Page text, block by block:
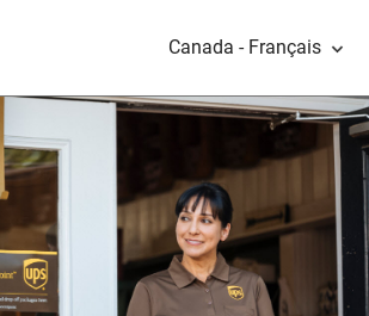
Canada - Français